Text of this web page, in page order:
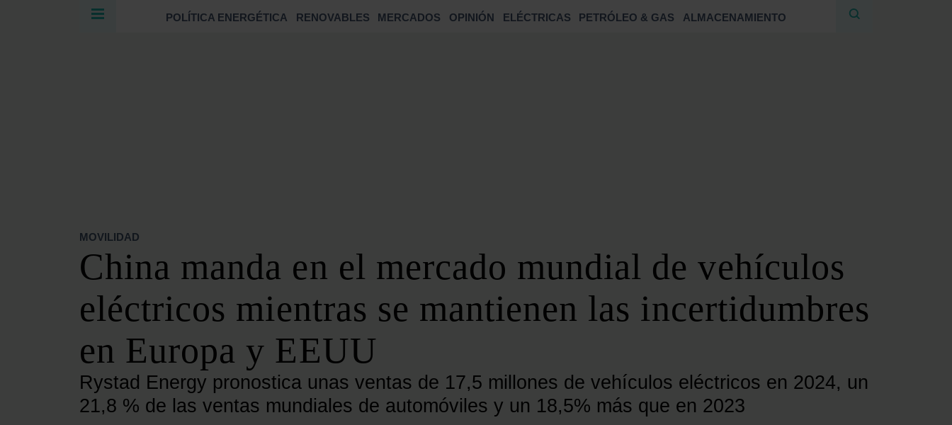
MOVILIDAD
ALMACENAMIENTO
STARTUPS & INNOVACIÓN
HIDRÓGENO
TOP 10
TECH
FORO DE AUTOCONSUMO
FORO DE TRANSICIÓN ENERGÉTICA
SERVICIOS
MEDIA KIT
POLÍTICA ENERGÉTICA RENOVABLES MERCADOS OPINIÓN ELÉCTRICAS PETRÓLEO & GAS ALMACENAMIENTO
BUSCAR
MOVILIDAD
China manda en el mercado mundial de vehículos
eléctricos mientras se mantienen las incertidumbres
en Europa y EEUU
Rystad Energy pronostica unas ventas de 17,5 millones de vehículos eléctricos en 2024, un
21,8 % de las ventas mundiales de automóviles y un 18,5% más que en 2023